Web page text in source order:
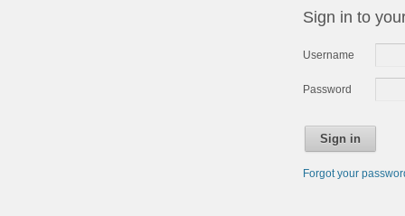
Sign in to
Username
Password
Sign in
Forgot your